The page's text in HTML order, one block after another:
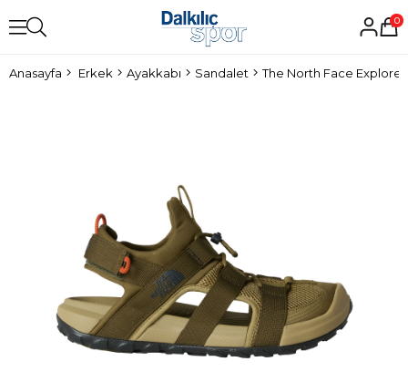
0
Anasayfa Erkek Ayakkabı Sandalet The North Face Explore